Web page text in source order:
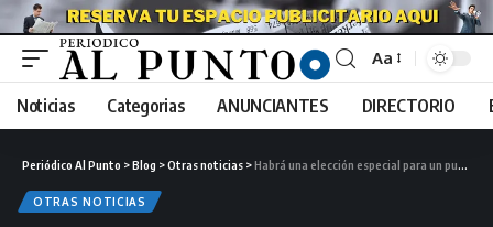
Aa
Noticias Categorias ANUNCIANTES DIRECTORIO
Periódico Al Punto >Blog >Otras noticias >Habrá una elección especial para un puesto en la Mesa Directiva del Distrito Escolar de Ukiah
OTRAS NOTICIAS